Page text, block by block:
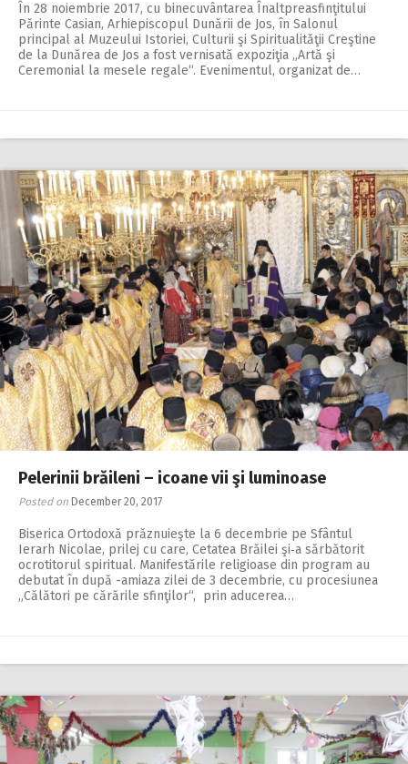
În 28 noiembrie 2017, cu binecuvântarea Înaltpreasfinţitului
Părinte Casian, Arhiepiscopul Dunării de Jos, în Salonul
principal al Muzeului Istoriei, Culturii şi Spiritualităţii Creştine
de la Dunărea de Jos a fost vernisată expoziţia „Artă şi
Ceremonial la mesele regale“. Evenimentul, organizat de…
Pelerinii brăileni – icoane vii şi luminoase
Posted on December 20, 2017
Biserica Ortodoxă prăz­nuieşte la 6 decembrie pe Sfântul
Ierarh Nicolae, prilej cu care, Cetatea Brăilei şi‑a sărbătorit
ocrotitorul spiritual. Manifestările religioase din program au
debutat în după -amia­za zilei de 3 decembrie, cu procesiunea
„Călă­tori pe cărările sfinţilor“, prin aducerea…